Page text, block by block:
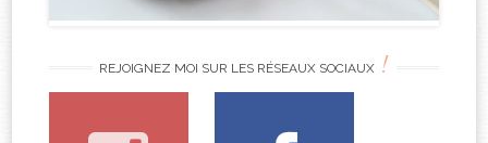
REJOIGNEZ MOI SUR LES RÉSEAUX SOCIAUX !